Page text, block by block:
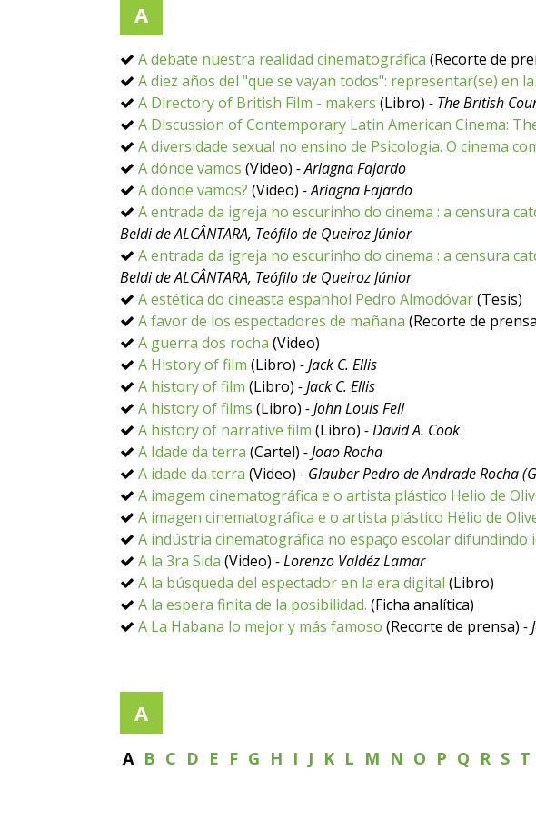
A
A debate nuestra realidad cinematográfica (Recorte de
A diez años del "que se vayan todos": representar(se) en
A Directory of British Film - makers (Libro) - The British
A Discussion of Contemporary Latin American Cinema:
A diversidade sexual no ensino de Psicologia. O cinema
A dónde vamos (Video) - Ariagna Fajardo
A dónde vamos? (Video) - Ariagna Fajardo
A entrada da igreja no escurinho do cinema : a censura
Beldi de ALCÂNTARA, Teófilo de Queiroz Júnior
A entrada da igreja no escurinho do cinema : a censura
Beldi de ALCÂNTARA, Teófilo de Queiroz Júnior
A estética do cineasta espanhol Pedro Almodóvar(Tesis)
A favor de los espectadores de mañana (Recorte de
A guerra dos rocha (Video)
A History of film (Libro) - Jack C. Ellis
A history of film (Libro) - Jack C. Ellis
A history of films (Libro) - John Louis Fell
A history of narrative film (Libro) - David A. Cook
A Idade da terra (Cartel) - Joao Rocha
A idade da terra (Video) - Glauber Pedro de Andrade Rocha
A imagem cinematográfica e o artista plástico Helio de
A imagen cinematográfica e o artista plástico Hélio de
A indústria cinematográfica no espaço escolar difundindo
A la 3ra Sida (Video) - Lorenzo Valdéz Lamar
A la búsqueda del espectador en la era digital (Libro)
A la espera finita de la posibilidad. (Ficha analítica)
A La Habana lo mejor y más famoso (Recorte de prensa) -
A
A B C D E F G H I J K L M N O P Q R S T